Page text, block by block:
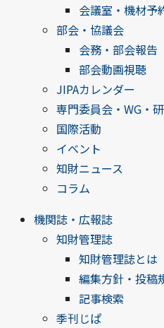
会議室・機材予
部会・協議会
会務・部会報告
部会動画視聴
JIPAカレンダー
専門委員会・WG・
国際活動
イベント
知財ニュース
コラム
機関誌・広報誌
知財管理誌
知財管理誌とは
編集方針・投稿
記事検索
季刊じぱ